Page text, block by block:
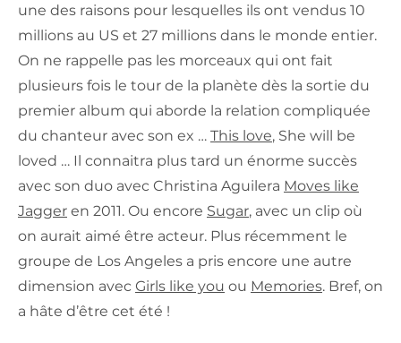
une des raisons pour lesquelles ils ont vendus 10
millions au US et 27 millions dans le monde entier.
On ne rappelle pas les morceaux qui ont fait
plusieurs fois le tour de la planète dès la sortie du
premier album qui aborde la relation compliquée
du chanteur avec son ex … This love, She will be
loved … Il connaitra plus tard un énorme succès
avec son duo avec Christina Aguilera Moves like
Jagger en 2011. Ou encore Sugar, avec un clip où
on aurait aimé être acteur. Plus récemment le
groupe de Los Angeles a pris encore une autre
dimension avec Girls like you ou Memories. Bref, on
a hâte d’être cet été !